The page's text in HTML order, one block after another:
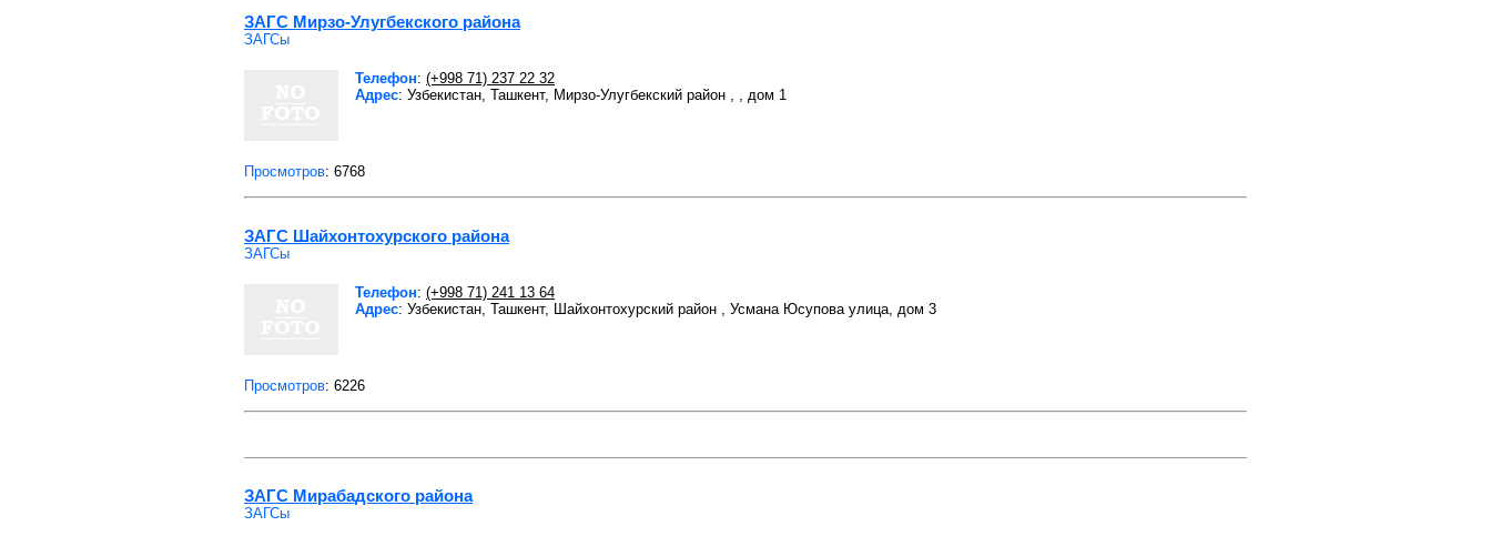
ЗАГС Мирзо-Улугбекского района
ЗАГСы
Телефон: (+998 71) 237 22 32
Адрес: Узбекистан, Ташкент, Мирзо-Улугбекский район , , дом 1
Просмотров: 6768
ЗАГС Шайхонтохурского района
ЗАГСы
Телефон: (+998 71) 241 13 64
Адрес: Узбекистан, Ташкент, Шайхонтохурский район , Усмана Юсупова улица, дом 3
Просмотров: 6226
ЗАГС Мирабадского района
ЗАГСы